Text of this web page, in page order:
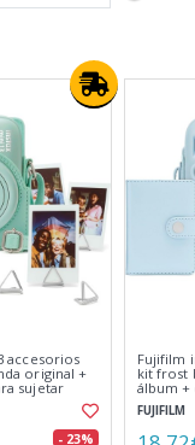
accesorios
original +
sujetar
- 23%
Fujifilm
kit frost
álbum +
FUJIFILM